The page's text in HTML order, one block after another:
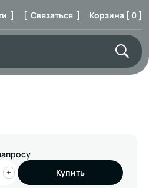
] [ Связаться ] Корзина [ 0 ]
+ Купить